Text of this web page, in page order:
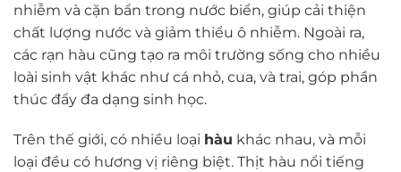
nhiễm và cặn bẩn trong nước biển, giúp cải thiện
chất lượng nước và giảm thiểu ô nhiễm. Ngoài ra,
các rạn hàu cũng tạo ra môi trường sống cho nhiều
loài sinh vật khác như cá nhỏ, cua, và trai, góp phần
thúc đẩy đa dạng sinh học.
Trên thế giới, có nhiều loại hàu khác nhau, và mỗi
loại đều có hương vị riêng biệt. Thịt hàu nổi tiếng